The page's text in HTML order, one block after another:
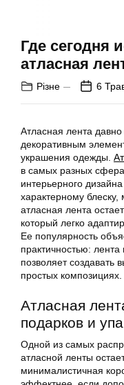
Где сегодня
атласная
Різне 6
Атласная лента
декоративным
украшения одежды.
в самых разных
интерьерного
характерному блеску,
атласная лента
который легко
Ее популярность
практичностью:
позволяет создавать
простых композициях.
Атласная
подарков и
Одной из самых
атласной ленты
минималистичная